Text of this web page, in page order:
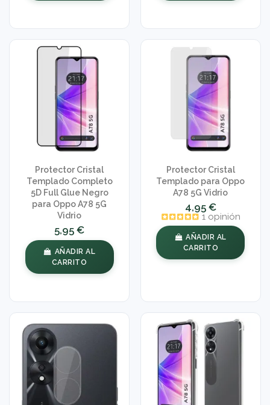
Protector Cristal
Templado Completo
5D Full Glue Negro
para Oppo A78 5G
Vidrio
5,95 €
AÑADIR AL
CARRITO
Protector Cristal
Templado para Oppo
A78 5G Vidrio
4,95 €
1 opinión
AÑADIR AL
CARRITO